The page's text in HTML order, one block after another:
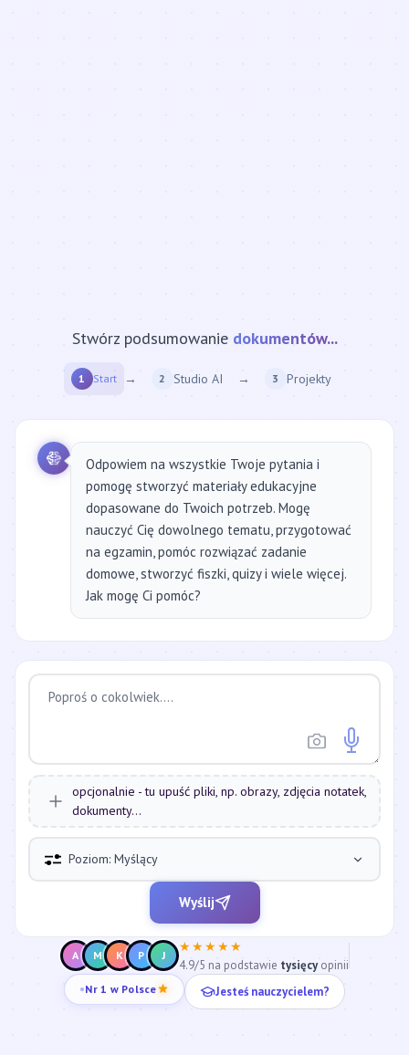
Stwórz podsumowanie strony internetowej...
1 Start → 2 Studio AI → 3 Projekty
Odpowiem na wszystkie Twoje pytania i
pomogę stworzyć materiały edukacyjne
dopasowane do Twoich potrzeb. Mogę
nauczyć Cię dowolnego tematu, przygotować
na egzamin, pomóc rozwiązać zadanie
domowe, stworzyć fiszki, quizy i wiele więcej.
Jak mogę Ci pomóc?
opcjonalnie - tu upuść pliki, np. obrazy, zdjęcia notatek,
dokumenty...
Poziom: Myślący
Wyślij
A M K P J
★★★★★
4.9/5 na podstawie tysięcyopinii
Nr 1 w Polsce Jesteś nauczycielem?